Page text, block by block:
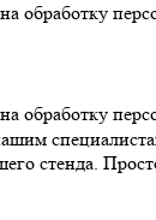
обработку
обработку
стенда.